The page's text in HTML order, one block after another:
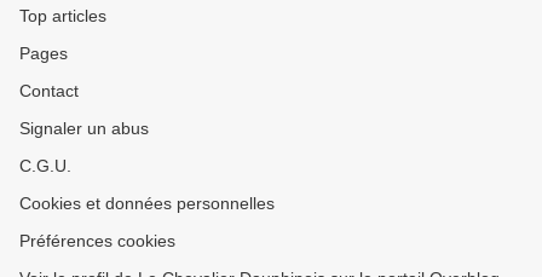
Top articles
Pages
Contact
Signaler un abus
C.G.U.
Cookies et données personnelles
Préférences cookies